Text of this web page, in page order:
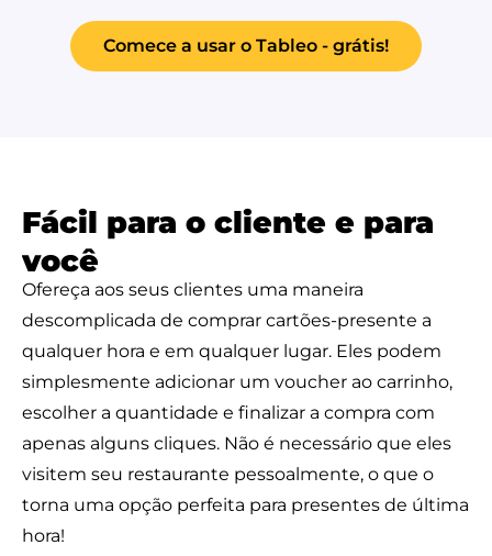
Comece a usar o Tableo - grátis!
Fácil para o cliente e para
você
Ofereça aos seus clientes uma maneira
descomplicada de comprar cartões-presente a
qualquer hora e em qualquer lugar. Eles podem
simplesmente adicionar um voucher ao carrinho,
escolher a quantidade e finalizar a compra com
apenas alguns cliques. Não é necessário que eles
visitem seu restaurante pessoalmente, o que o
torna uma opção perfeita para presentes de última
hora!